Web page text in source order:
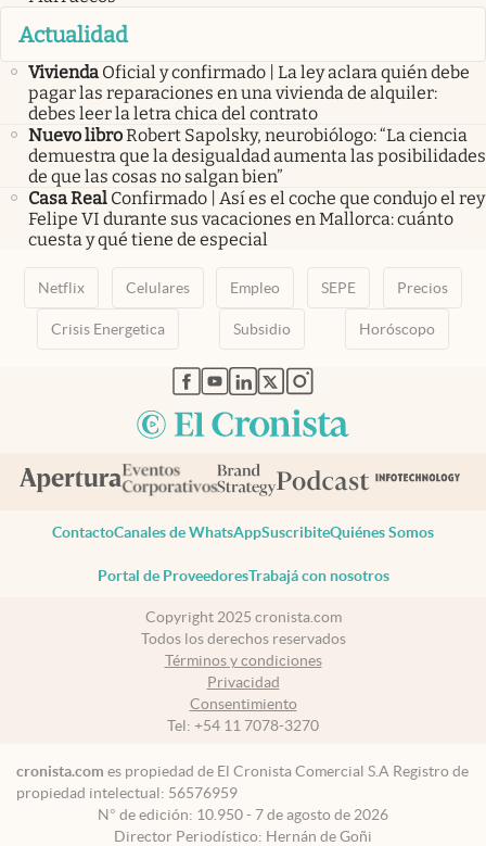
Actualidad
Vivienda Oficial y confirmado | La ley aclara quién debe
pagar las reparaciones en una vivienda de alquiler:
debes leer la letra chica del contrato
Nuevo libroRobert Sapolsky, neurobiólogo: “La ciencia
demuestra que la desigualdad aumenta las posibilidades
de que las cosas no salgan bien”
Casa Real Confirmado | Así es el coche que condujo el rey
Felipe VI durante sus vacaciones en Mallorca: cuánto
cuesta y qué tiene de especial
Netflix Celulares Empleo SEPE Precios
Crisis Energetica Subsidio Horóscopo
abre en nueva pestaña
abre en nueva pestaña
abre en nueva pestaña
abre en nueva pestaña
abre en nueva pestaña
ContactoCanales de WhatsAppSuscribiteQuiénes Somos
Portal de ProveedoresTrabajá con nosotros
Copyright 2025 cronista.com
Todos los derechos reservados
Términos y condiciones
Privacidad
Consentimiento
Tel: +54 11 7078-3270
cronista.com es propiedad de El Cronista Comercial S.A Registro de
propiedad intelectual: 56576959
N° de edición: 10.950 - 7 de agosto de 2026
Director Periodístico: Hernán de Goñi